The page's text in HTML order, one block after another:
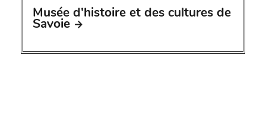
Musée d'histoire et des cultures de
Savoie